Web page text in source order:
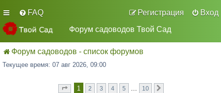
FAQ Вход
Регистрация
Форум садоводов Твой Сад
Форум садоводов - список форумов
Текущее время: 07 авг 2026, 09:00
Страница 1из 10
1 2 3 4 5 … 10